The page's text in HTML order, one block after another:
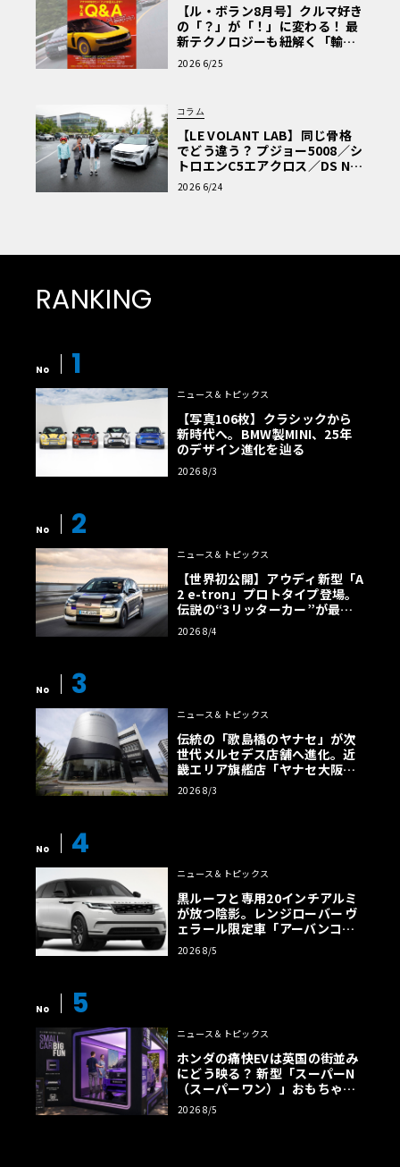
【ル・ボラン8月号】クルマ好き
の「？」が「！」に変わる！ 最
新テクノロジーも紐解く「輸入
車Q&A」
2026 6/25
コラム
【LE VOLANT LAB】同じ骨格
でどう違う？ プジョー5008／シ
トロエンC5エアクロス／DS Nº4
読者一気乗りレポート
2026 6/24
RANKING
No 1
ニュース＆トピックス
【写真106枚】クラシックから
新時代へ。BMW製MINI、25年
のデザイン進化を辿る
2026 8/3
No 2
ニュース＆トピックス
【世界初公開】アウディ新型「A
2 e-tron」プロトタイプ登場。
伝説の“3リッターカー”が最高
効率エントリーBEVとして復活
【画像38枚】
2026 8/4
No 3
ニュース＆トピックス
伝統の「歌島橋のヤナセ」が次
世代メルセデス店舗へ進化。近
畿エリア旗艦店「ヤナセ大阪支
店」がリニューアル
2026 8/3
No 4
ニュース＆トピックス
黒ルーフと専用20インチアルミ
が放つ陰影。レンジローバー ヴ
ェラール限定車「アーバンコン
トラスト・エディション」登場
2026 8/5
No 5
ニュース＆トピックス
ホンダの痛快EVは英国の街並み
にどう映る？ 新型「スーパーN
（スーパーワン）」おもちゃ箱
ツアーの全貌
2026 8/5